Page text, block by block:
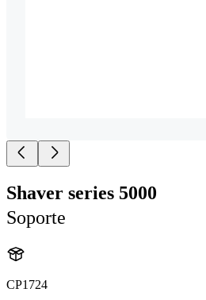
Shaver series 5000
Soporte
CP1724